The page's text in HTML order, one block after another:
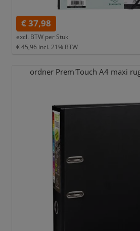
€ 37,98
excl. BTW per Stuk
€ 45,96 incl. 21% BTW
ordner Prem'Touch A4 maxi